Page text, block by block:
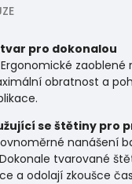
pro dokonalou
Ergonomické zaoblené
obratnost a
se štětiny pro
nanášení
tvarované
a odolají zkoušce